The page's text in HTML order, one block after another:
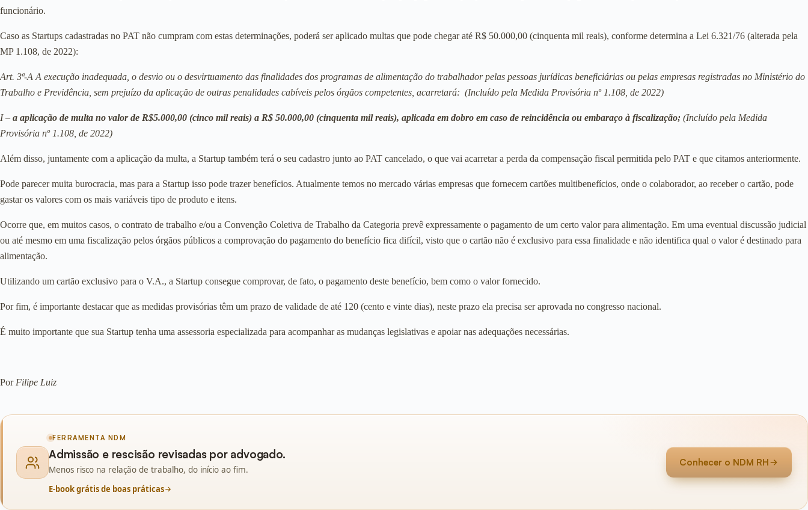
funcionário.
Caso as Startups cadastradas no PAT não cumpram com estas determinações, poderá ser aplicado multas que pode chegar até R$ 50.000,00 (cinquenta mil reais), conforme determina a Lei 6.321/76 (alterada pela
MP 1.108, de 2022):
Art. 3ª-A A execução inadequada, o desvio ou o desvirtuamento das finalidades dos programas de alimentação do trabalhador pelas pessoas jurídicas beneficiárias ou pelas empresas registradas no Ministério do
Trabalho e Previdência, sem prejuízo da aplicação de outras penalidades cabíveis pelos órgãos competentes, acarretará: (Incluído pela Medida Provisória nº 1.108, de 2022)
I – a aplicação de multa no valor de R$5.000,00 (cinco mil reais) a R$ 50.000,00 (cinquenta mil reais), aplicada em dobro em caso de reincidência ou embaraço à fiscalização; (Incluído pela Medida
Provisória nº 1.108, de 2022)
Além disso, juntamente com a aplicação da multa, a Startup também terá o seu cadastro junto ao PAT cancelado, o que vai acarretar a perda da compensação fiscal permitida pelo PAT e que citamos anteriormente.
Pode parecer muita burocracia, mas para a Startup isso pode trazer benefícios. Atualmente temos no mercado várias empresas que fornecem cartões multibenefícios, onde o colaborador, ao receber o cartão, pode
gastar os valores com os mais variáveis tipo de produto e itens.
Ocorre que, em muitos casos, o contrato de trabalho e/ou a Convenção Coletiva de Trabalho da Categoria prevê expressamente o pagamento de um certo valor para alimentação. Em uma eventual discussão judicial
ou até mesmo em uma fiscalização pelos órgãos públicos a comprovação do pagamento do benefício fica difícil, visto que o cartão não é exclusivo para essa finalidade e não identifica qual o valor é destinado para
alimentação.
Utilizando um cartão exclusivo para o V.A., a Startup consegue comprovar, de fato, o pagamento deste benefício, bem como o valor fornecido.
Por fim, é importante destacar que as medidas provisórias têm um prazo de validade de até 120 (cento e vinte dias), neste prazo ela precisa ser aprovada no congresso nacional.
É muito importante que sua Startup tenha uma assessoria especializada para acompanhar as mudanças legislativas e apoiar nas adequações necessárias.
Por Filipe Luiz
FERRAMENTA NDM
Admissão e rescisão revisadas por advogado.
Menos risco na relação de trabalho, do início ao fim.
E-book grátis de boas práticas
Conhecer o NDM RH